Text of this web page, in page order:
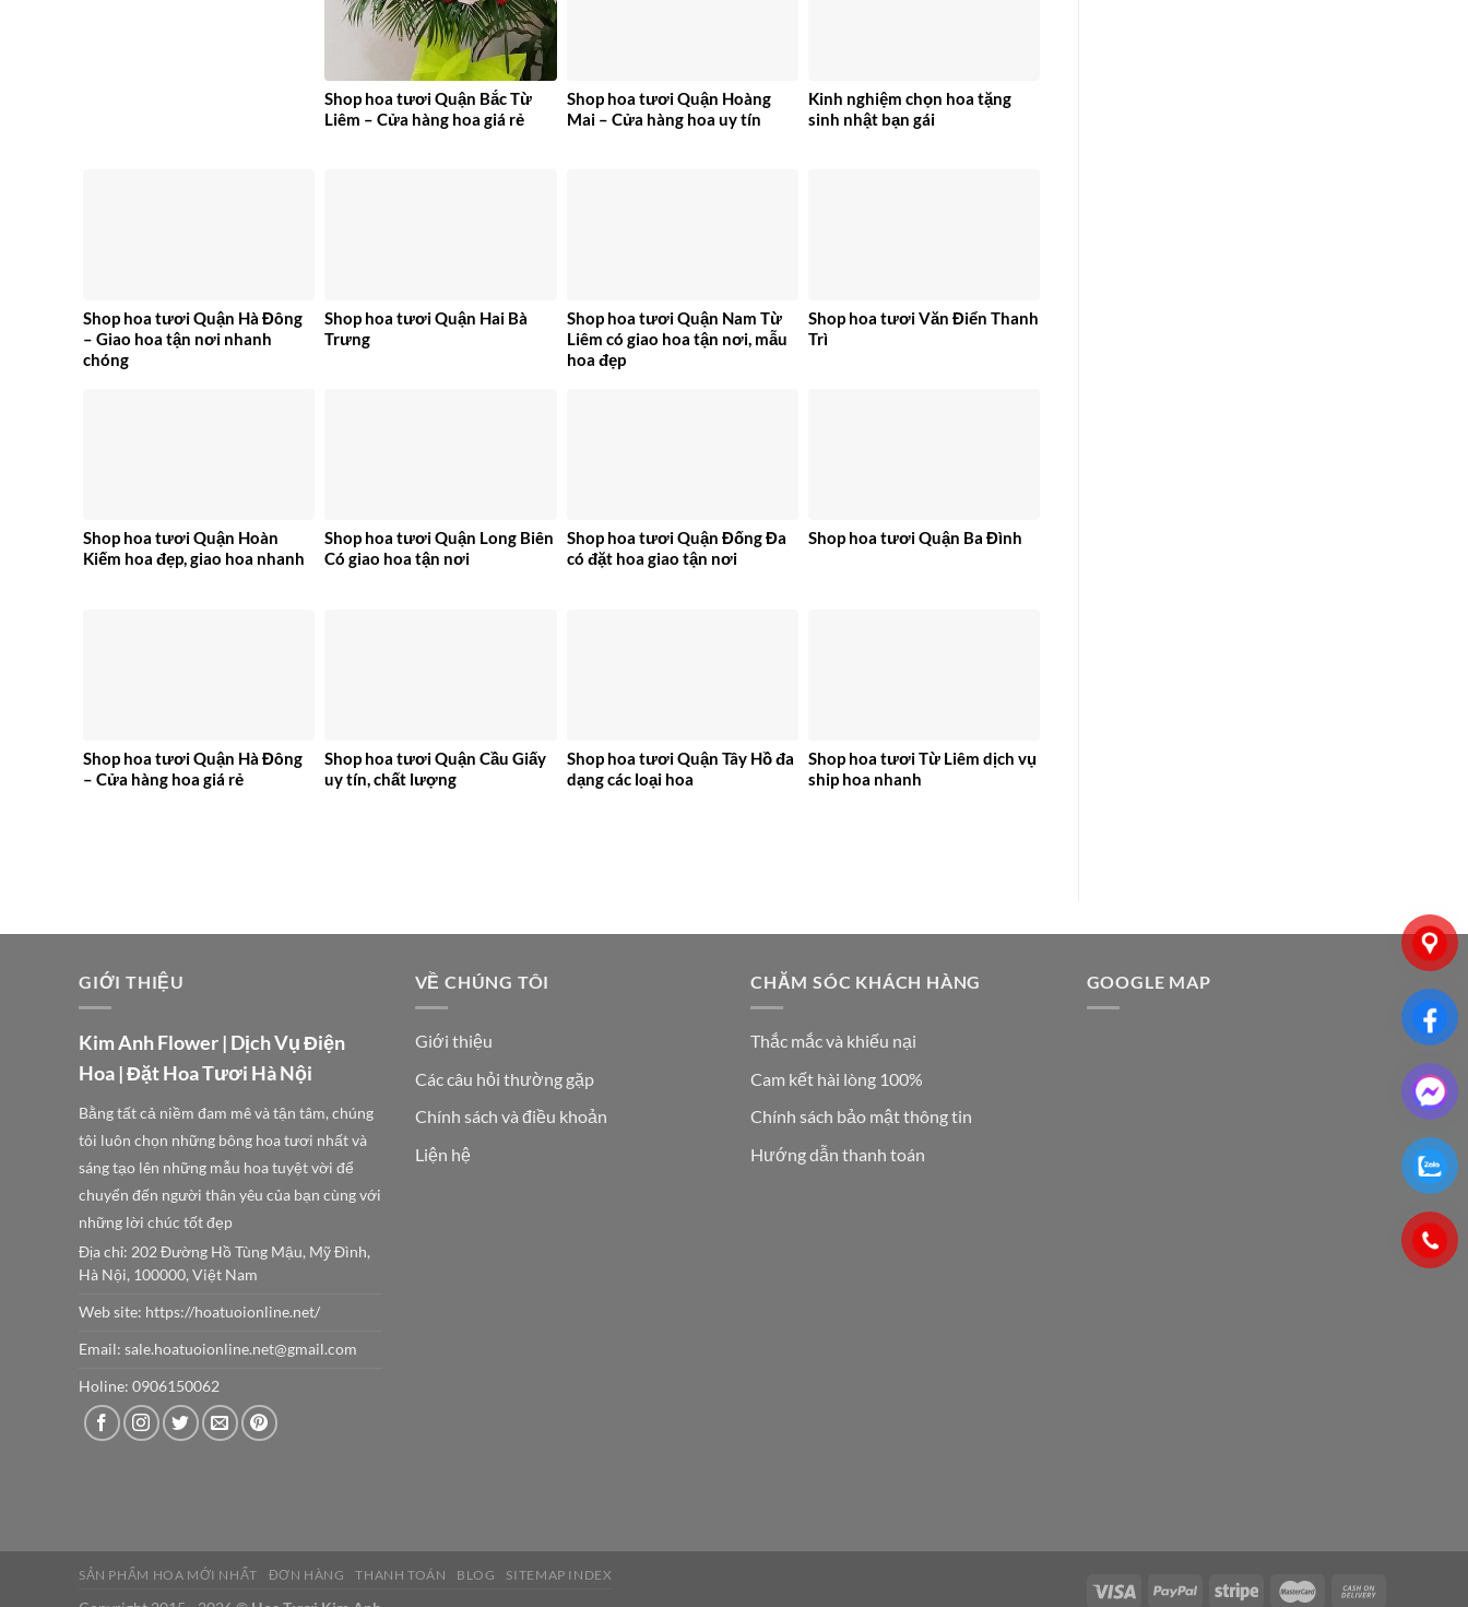
Shop hoa tươi Quận Bắc Từ
Liêm – Cửa hàng hoa giá rẻ
Shop hoa tươi Quận Hoàng
Mai – Cửa hàng hoa uy tín
Kinh nghiệm chọn hoa tặng
sinh nhật bạn gái
Shop hoa tươi Quận Hà Đông
– Giao hoa tận nơi nhanh
chóng
Shop hoa tươi Quận Hai Bà
Trưng
Shop hoa tươi Quận Nam Từ
Liêm có giao hoa tận nơi, mẫu
hoa đẹp
Shop hoa tươi Văn Điển Thanh
Trì
Shop hoa tươi Quận Hoàn
Kiếm hoa đẹp, giao hoa nhanh
Shop hoa tươi Quận Long Biên
Có giao hoa tận nơi
Shop hoa tươi Quận Đống Đa
có đặt hoa giao tận nơi
Shop hoa tươi Quận Ba Đình
Shop hoa tươi Quận Hà Đông
– Cửa hàng hoa giá rẻ
Shop hoa tươi Quận Cầu Giấy
uy tín, chất lượng
Shop hoa tươi Quận Tây Hồ đa
dạng các loại hoa
Shop hoa tươi Từ Liêm dịch vụ
ship hoa nhanh
GIỚI THIỆU
Kim Anh Flower | Dịch Vụ Điện
Hoa | Đặt Hoa Tươi Hà Nội
Bằng tất cả niềm đam mê và tận tâm, chúng
tôi luôn chọn những bông hoa tươi nhất và
sáng tạo lên những mẫu hoa tuyệt vời để
chuyển đến người thân yêu của bạn cùng với
những lời chúc tốt đẹp
Địa chỉ: 202 Đường Hồ Tùng Mậu, Mỹ Đình,
Hà Nội, 100000, Việt Nam
Web site: https://hoatuoionline.net/
Email: sale.hoatuoionline.net@gmail.com
Holine: 0906150062
VỀ CHÚNG TÔI
Giới thiệu
Các câu hỏi thường gặp
Chính sách và điều khoản
Liện hệ
CHĂM SÓC KHÁCH HÀNG
Thắc mắc và khiếu nại
Cam kết hài lòng 100%
Chính sách bảo mật thông tin
Hướng dẫn thanh toán
GOOGLE MAP
SẢN PHẨM HOA MỚI NHẤT ĐƠN HÀNG THANH TOÁN BLOG SITEMAP INDEX